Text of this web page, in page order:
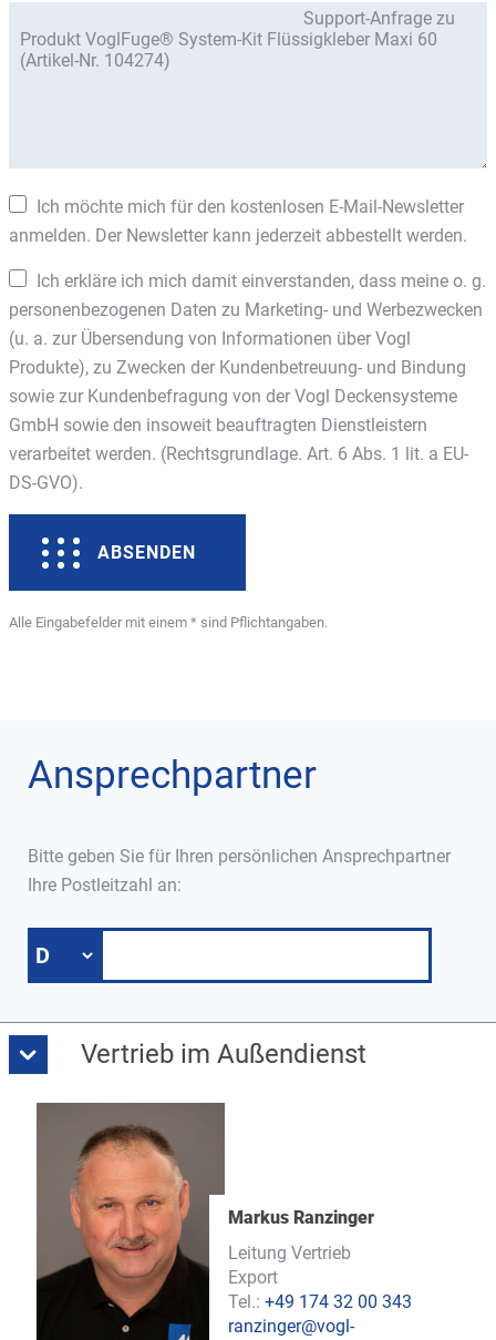
Ich möchte mich für den kostenlosen E-Mail-Newsletter
anmelden. Der Newsletter kann jederzeit abbestellt werden.
Ich erkläre ich mich damit einverstanden, dass meine o. g.
personenbezogenen Daten zu Marketing- und Werbezwecken
(u. a. zur Übersendung von Informationen über Vogl
Produkte), zu Zwecken der Kundenbetreuung- und Bindung
sowie zur Kundenbefragung von der Vogl Deckensysteme
GmbH sowie den insoweit beauftragten Dienstleistern
verarbeitet werden. (Rechtsgrundlage. Art. 6 Abs. 1 lit. a EU-
DS-GVO).
ABSENDEN
Alle Eingabefelder mit einem * sind Pflichtangaben.
Ansprechpartner
Bitte geben Sie für Ihren persönlichen Ansprechpartner
Ihre Postleitzahl an:
Vertrieb im Außendienst
Markus Ranzinger
Leitung Vertrieb
Export
Tel.:+49 174 32 00 343
ranzinger@vogl-